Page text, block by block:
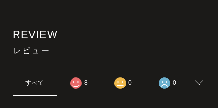
REVIEW
レビュー
すべて 8 0 0